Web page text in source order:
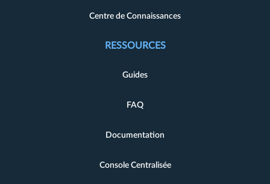
Centre de Connaissances
RESSOURCES
Guides
FAQ
Documentation
Console Centralisée